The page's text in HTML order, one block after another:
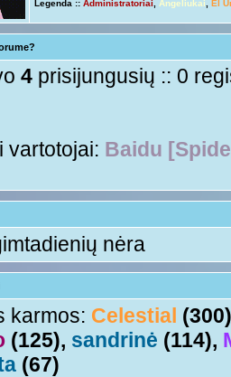
2015 11:50 am »Ir tave
2015 11:17 am »Su naujais mokslo metais
aha
Legenda :: Administratoriai Angeliukai El
4 prisijungusių :: 0
vartotojai: Baidu
nėra
karmos: Celestial
(125), sandrinė (114),
(67)